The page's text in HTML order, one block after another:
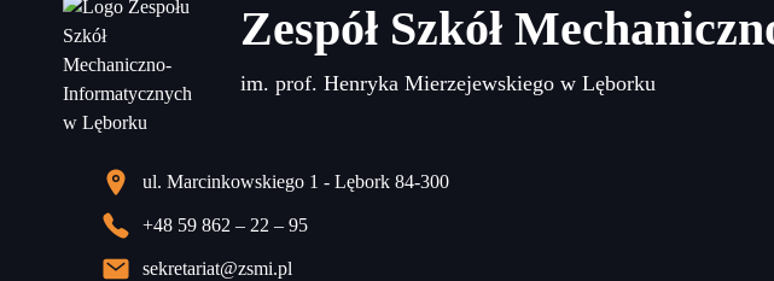
Zespół Szkół
im. prof. Henryka Mierzejewskiego w Lęborku
ul. Marcinkowskiego 1 - Lębork 84-300
+48 59 862 – 22 – 95
sekretariat@zsmi.pl